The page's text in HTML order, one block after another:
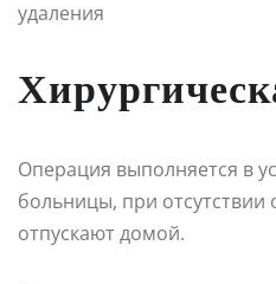
Операция выполняется в
больницы, при
отпускают домой.